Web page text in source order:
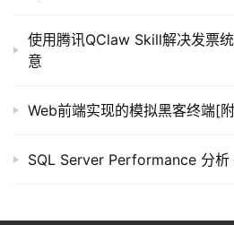
使用腾讯QClaw Skill解决发票
意
Web前端实现的模拟黑客终端[
SQL Server Performance 分析